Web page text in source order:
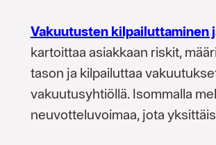
Vakuutusten kilpailuttaminen
kartoittaa asiakkaan riskit,
tason ja kilpailuttaa
vakuutusyhtiöllä. Isommalla
neuvotteluvoimaa, jota